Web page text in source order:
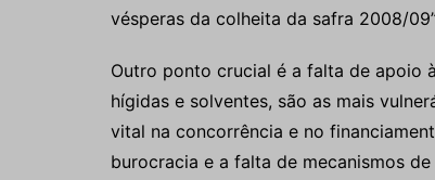
vésperas da colheita da safra 2008/
Outro ponto crucial é a falta de apoio
hígidas e solventes, são as mais
vital na concorrência e no
burocracia e a falta de mecanismos